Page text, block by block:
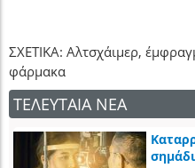
ΣΧΕΤΙΚΑ: Αλτσχάιμερ,
φάρμακα
ΤΕΛΕΥΤΑΙΑ ΝΕΑ